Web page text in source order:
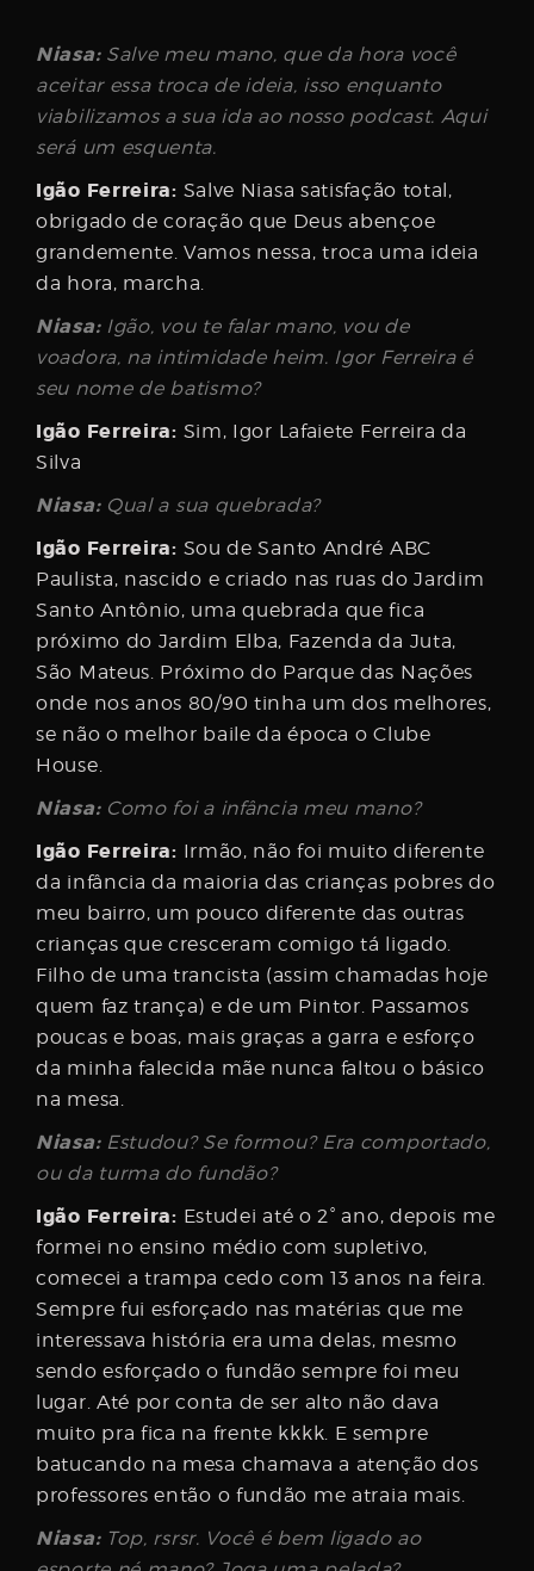
Email
Niasa:Salve meu mano, que da hora você
aceitar essa troca de ideia, isso enquanto
viabilizamos a sua ida ao nosso podcast. Aqui
será um esquenta.
Igão Ferreira: Salve Niasa satisfação total,
obrigado de coração que Deus abençoe
grandemente. Vamos nessa, troca uma ideia
da hora, marcha.
Niasa:Igão, vou te falar mano, vou de
voadora, na intimidade heim. Igor Ferreira é
seu nome de batismo?
Igão Ferreira: Sim, Igor Lafaiete Ferreira da
Silva
Niasa:Qual a sua quebrada?
Igão Ferreira: Sou de Santo André ABC
Paulista, nascido e criado nas ruas do Jardim
Santo Antônio, uma quebrada que fica
próximo do Jardim Elba, Fazenda da Juta,
São Mateus. Próximo do Parque das Nações
onde nos anos 80/90 tinha um dos melhores,
se não o melhor baile da época o Clube
House.
Niasa:Como foi a infância meu mano?
Igão Ferreira: Irmão, não foi muito diferente
da infância da maioria das crianças pobres do
meu bairro, um pouco diferente das outras
crianças que cresceram comigo tá ligado.
Filho de uma trancista (assim chamadas hoje
quem faz trança) e de um Pintor. Passamos
poucas e boas, mais graças a garra e esforço
da minha falecida mãe nunca faltou o básico
na mesa.
Niasa:Estudou? Se formou? Era comportado,
ou da turma do fundão?
Igão Ferreira: Estudei até o 2° ano, depois me
formei no ensino médio com supletivo,
comecei a trampa cedo com 13 anos na feira.
Sempre fui esforçado nas matérias que me
interessava história era uma delas, mesmo
sendo esforçado o fundão sempre foi meu
lugar. Até por conta de ser alto não dava
muito pra fica na frente kkkk. E sempre
batucando na mesa chamava a atenção dos
professores então o fundão me atraia mais.
Niasa:Top, rsrsr. Você é bem ligado ao